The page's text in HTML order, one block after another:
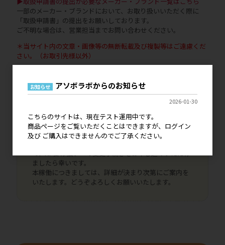
一部のメーカー・ブランドにおいて、お取り扱いいただく際に
「取扱申請書」の提出をお願いしております。
ご不明な場合は、営業担当までお問い合わせください。
＊当サイト内の文章・画像等の無断転載及び複製等はご遠慮くだ
さい。（お取引先様以外）
現在、こちらのサイトはテスト運用中です。
ログイン 及び ご購入はできませんので、ご了承くださ
既に弊社とお取引いただいているお客様につきまして
は、ご登録いただいております情報で引き継ぎがされ
ますのでご安心ください。
ましたら幸いです。
本稼働につきましては、詳細が決まり次第にご案内を
いたします。どうぞよろしくお願いいたします。
お知らせ アソボラボからのお知らせ
2026-01-30
こちらのサイトは、現在テスト運用中です。
商品ページをご覧いただくことはできますが、ログイン
及び ご購入はできませんのでご了承ください。